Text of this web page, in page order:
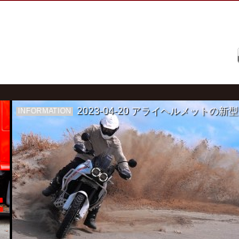
INFORMATION 2023-04-20 アライヘルメットの新型モデルPVの制